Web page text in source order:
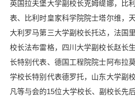
英国拉夫堡大学副校长克姆缇娜，比
表、比利时皇家科学院院士塔尔维，
大利罗马第三大学副校长托达，法国
校长法布雷格，四川大学副校长赵长
长特别代表、德国工程院院士阿布拉
学校长特别代表德罗托，山东大学副
凡等与会的15位大学校长、副校长先